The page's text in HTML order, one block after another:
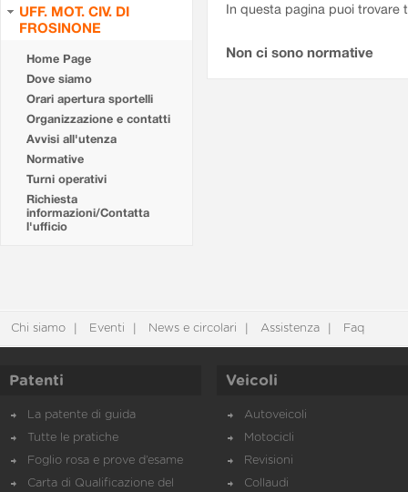
UFF. MOT. CIV. DI
FROSINONE
Home Page
Dove siamo
Orari apertura sportelli
Organizzazione e contatti
Avvisi all'utenza
Normative
Turni operativi
Richiesta
informazioni/Contatta
l'ufficio
In questa pagina puoi
Non ci sono normative
Chi siamo Eventi News e circolari Assistenza Faq
Patenti
La patente di guida
Tutte le pratiche
Foglio rosa e prove d’esame
Carta di Qualificazione del
Veicoli
Autoveicoli
Motocicli
Revisioni
Collaudi